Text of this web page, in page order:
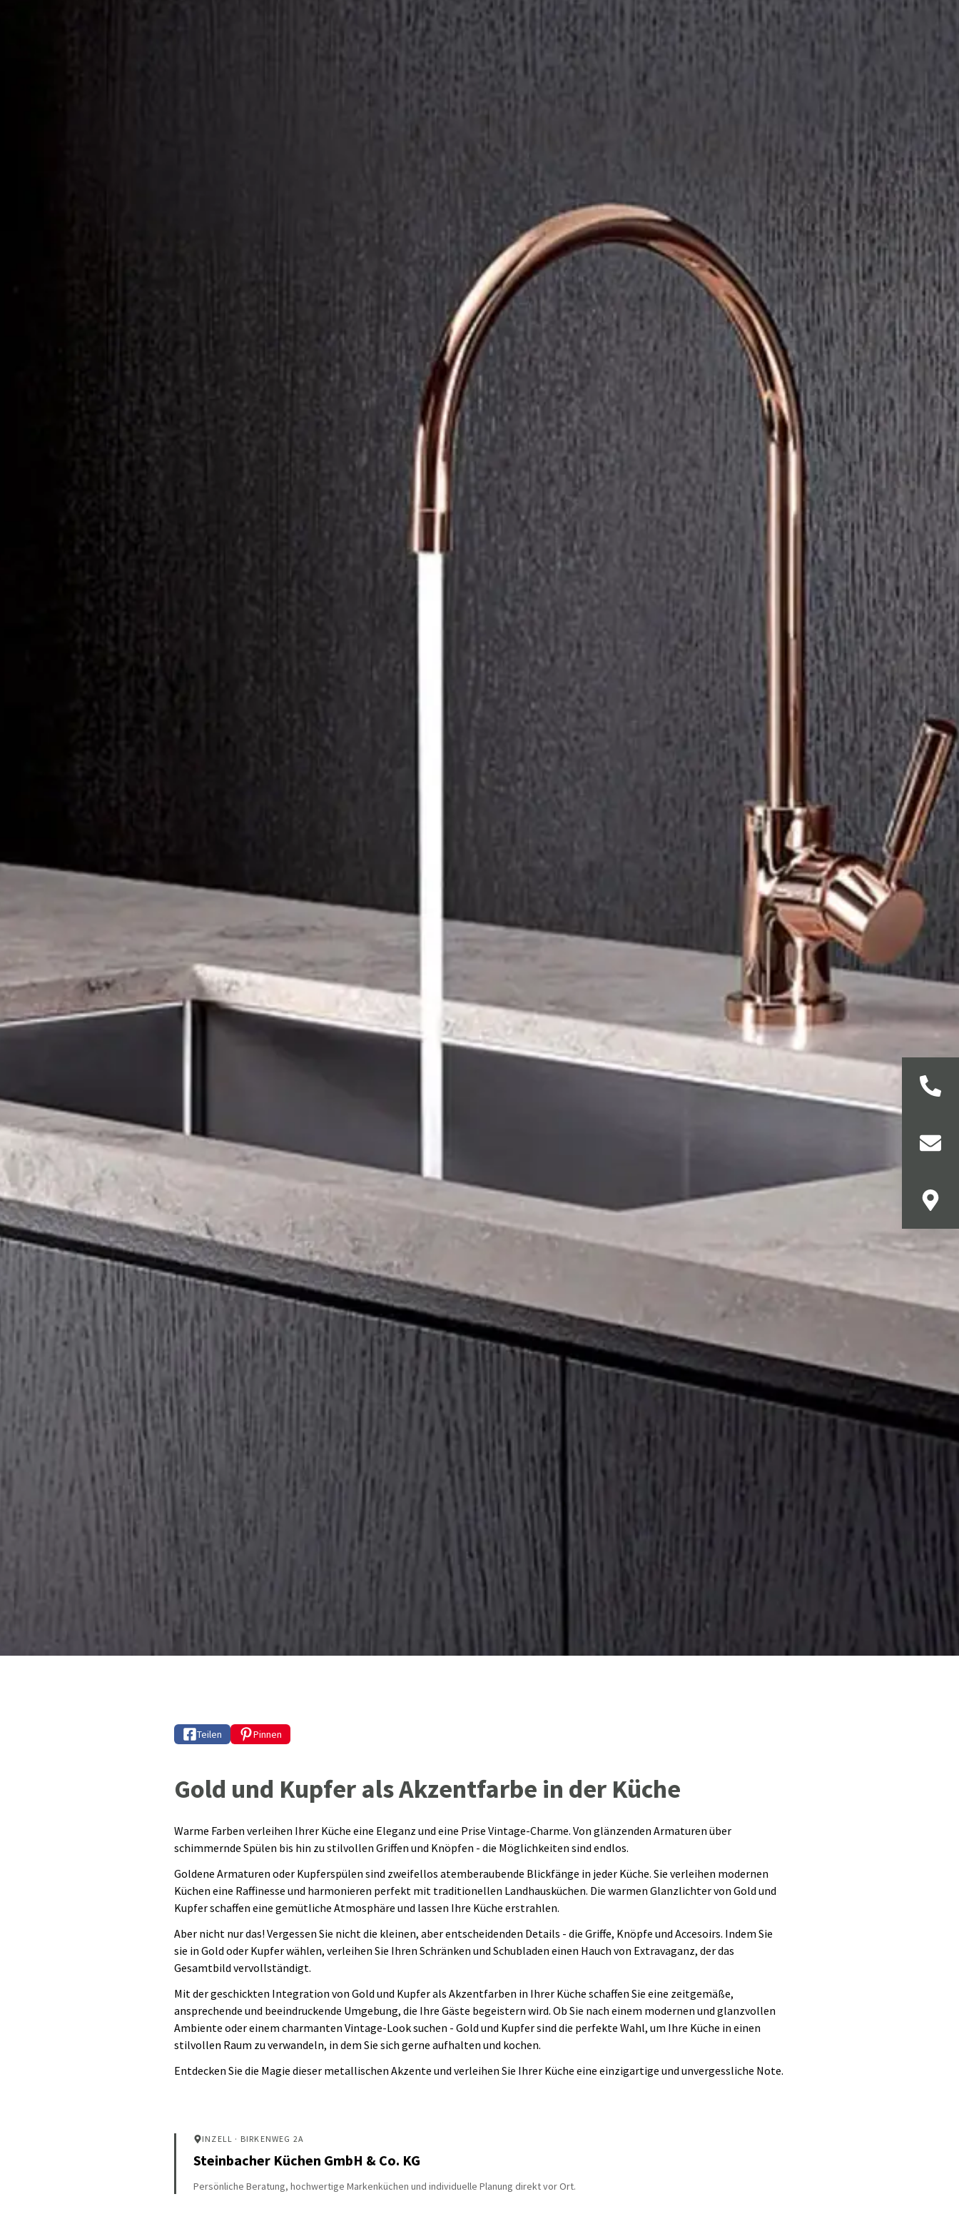
Teilen Pinnen
Gold und Kupfer als Akzentfarbe in der Küche
Warme Farben verleihen Ihrer Küche eine Eleganz und eine Prise Vintage-Charme. Von glänzenden Armaturen über
schimmernde Spülen bis hin zu stilvollen Griffen und Knöpfen - die Möglichkeiten sind endlos.
Goldene Armaturen oder Kupferspülen sind zweifellos atemberaubende Blickfänge in jeder Küche. Sie verleihen modernen
Küchen eine Raffinesse und harmonieren perfekt mit traditionellen Landhausküchen. Die warmen Glanzlichter von Gold und
Kupfer schaffen eine gemütliche Atmosphäre und lassen Ihre Küche erstrahlen.
Aber nicht nur das! Vergessen Sie nicht die kleinen, aber entscheidenden Details - die Griffe, Knöpfe und Accesoirs. Indem Sie
sie in Gold oder Kupfer wählen, verleihen Sie Ihren Schränken und Schubladen einen Hauch von Extravaganz, der das
Gesamtbild vervollständigt.
Mit der geschickten Integration von Gold und Kupfer als Akzentfarben in Ihrer Küche schaffen Sie eine zeitgemäße,
ansprechende und beeindruckende Umgebung, die Ihre Gäste begeistern wird. Ob Sie nach einem modernen und glanzvollen
Ambiente oder einem charmanten Vintage-Look suchen - Gold und Kupfer sind die perfekte Wahl, um Ihre Küche in einen
stilvollen Raum zu verwandeln, in dem Sie sich gerne aufhalten und kochen.
Entdecken Sie die Magie dieser metallischen Akzente und verleihen Sie Ihrer Küche eine einzigartige und unvergessliche Note.
INZELL · BIRKENWEG 2A
Steinbacher Küchen GmbH & Co. KG
Persönliche Beratung, hochwertige Markenküchen und individuelle Planung direkt vor Ort.